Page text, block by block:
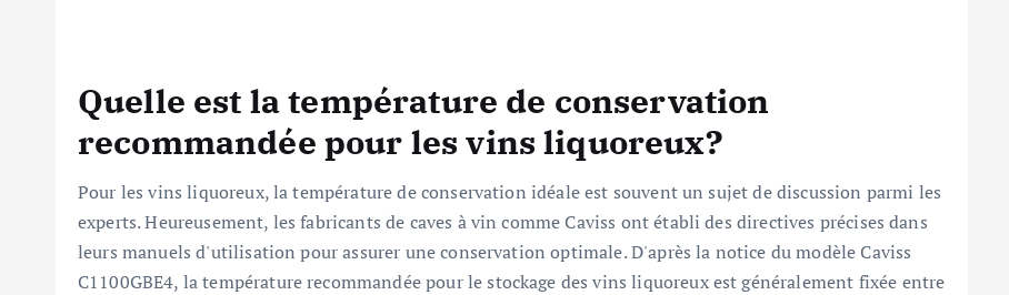
Quelle est la température de conservation
recommandée pour les vins liquoreux?
Pour les vins liquoreux, la température de conservation idéale est souvent un sujet de discussion parmi les
experts. Heureusement, les fabricants de caves à vin comme Caviss ont établi des directives précises dans
leurs manuels d'utilisation pour assurer une conservation optimale. D'après la notice du modèle Caviss
C1100GBE4, la température recommandée pour le stockage des vins liquoreux est généralement fixée entre